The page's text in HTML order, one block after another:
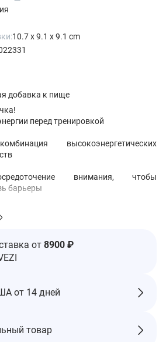
10.7 x 9.1 x 9.1 cm
добавка к пище
перед тренировкой
высокоэнергетических
внимания, чтобы
барьеры
чем 67 странах с единой целью —
тренировок с помощью фитнеса,
лаборатория» — это беговая дорожка,
от 8900 ₽
от 14 дней
товар